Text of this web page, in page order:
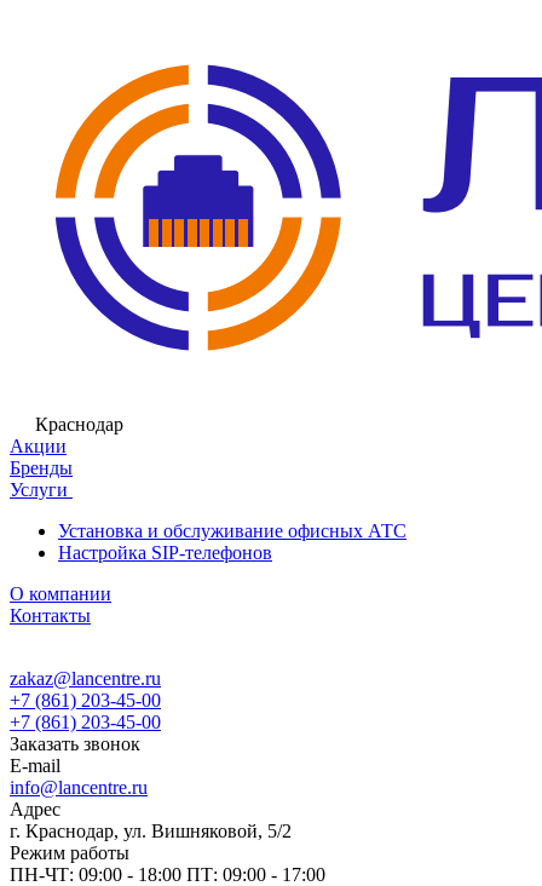
Краснодар
Акции
Бренды
Услуги
Установка и обслуживание офисных АТС
Настройка SIP-телефонов
О компании
Контакты
zakaz@lancentre.ru
+7 (861) 203-45-00
+7 (861) 203-45-00
Заказать звонок
E-mail
info@lancentre.ru
Адрес
г. Краснодар, ул. Вишняковой, 5/2
Режим работы
ПН-ЧТ: 09:00 - 18:00 ПТ: 09:00 - 17:00